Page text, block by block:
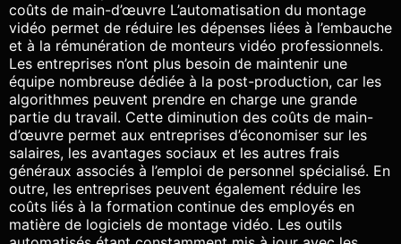
coûts de main-d’œuvre L’automatisation du montage
vidéo permet de réduire les dépenses liées à l’embauche
et à la rémunération de monteurs vidéo professionnels.
Les entreprises n’ont plus besoin de maintenir une
équipe nombreuse dédiée à la post-production, car les
algorithmes peuvent prendre en charge une grande
partie du travail. Cette diminution des coûts de main-
d’œuvre permet aux entreprises d’économiser sur les
salaires, les avantages sociaux et les autres frais
généraux associés à l’emploi de personnel spécialisé. En
outre, les entreprises peuvent également réduire les
coûts liés à la formation continue des employés en
matière de logiciels de montage vidéo. Les outils